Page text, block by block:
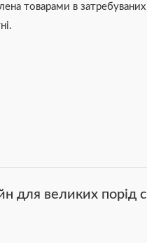
товарами в затребуваних
для великих порід